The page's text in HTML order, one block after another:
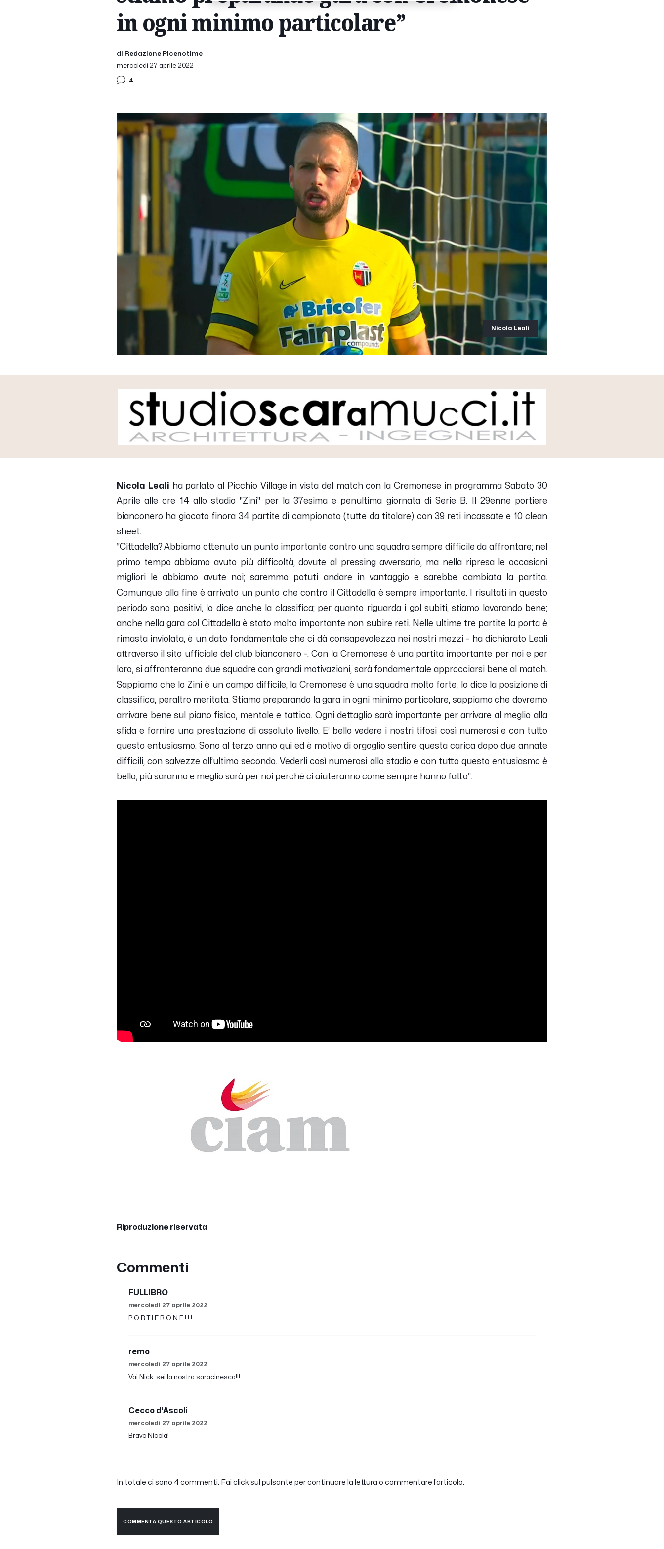
in ogni minimo particolare”
di Redazione Picenotime
mercoledì 27 aprile 2022
4
Nicola Leali
Nicola Leali ha parlato al Picchio Village in vista del match con la Cremonese in programma Sabato 30
Aprile alle ore 14 allo stadio "Zini" per la 37esima e penultima giornata di Serie B. Il 29enne portiere
bianconero ha giocato finora 34 partite di campionato (tutte da titolare) con 39 reti incassate e 10 clean
sheet.
“Cittadella? Abbiamo ottenuto un punto importante contro una squadra sempre difficile da affrontare; nel
primo tempo abbiamo avuto più difficoltà, dovute al pressing avversario, ma nella ripresa le occasioni
migliori le abbiamo avute noi; saremmo potuti andare in vantaggio e sarebbe cambiata la partita.
Comunque alla fine è arrivato un punto che contro il Cittadella è sempre importante. I risultati in questo
periodo sono positivi, lo dice anche la classifica; per quanto riguarda i gol subiti, stiamo lavorando bene;
anche nella gara col Cittadella è stato molto importante non subire reti. Nelle ultime tre partite la porta è
rimasta inviolata, è un dato fondamentale che ci dà consapevolezza nei nostri mezzi - ha dichiarato Leali
attraverso il sito ufficiale del club bianconero -.Con la Cremonese è una partita importante per noi e per
loro, si affronteranno due squadre con grandi motivazioni, sarà fondamentale approcciarsi bene al match.
Sappiamo che lo Zini è un campo difficile, la Cremonese è una squadra molto forte, lo dice la posizione di
classifica, peraltro meritata. Stiamo preparando la gara in ogni minimo particolare, sappiamo che dovremo
arrivare bene sul piano fisico, mentale e tattico. Ogni dettaglio sarà importante per arrivare al meglio alla
sfida e fornire una prestazione di assoluto livello. E’ bello vedere i nostri tifosi così numerosi e con tutto
questo entusiasmo. Sono al terzo anno qui ed è motivo di orgoglio sentire questa carica dopo due annate
difficili, con salvezze all’ultimo secondo. Vederli così numerosi allo stadio e con tutto questo entusiasmo è
bello, più saranno e meglio sarà per noi perché ci aiuteranno come sempre hanno fatto”.
Riproduzione riservata
Commenti
FULLIBRO
mercoledì 27 aprile 2022
P O R T I E R O N E ! ! !
remo
mercoledì 27 aprile 2022
Vai Nick, sei la nostra saracinesca!!!
Cecco d'Ascoli
mercoledì 27 aprile 2022
Bravo Nicola!
In totale ci sono 4 commenti. Fai click sul pulsante per continuare la lettura o commentare l’articolo.
COMMENTA QUESTO ARTICOLO